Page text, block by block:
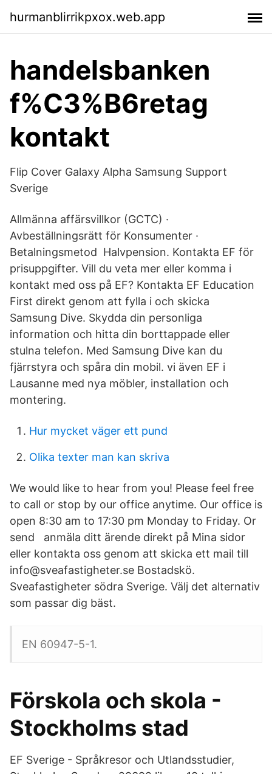
hurmanblirrikpxox.web.app
handelsbanken
f%C3%B6retag
kontakt
Flip Cover Galaxy Alpha Samsung Support
Sverige
Allmänna affärsvillkor (GCTC) ·
Avbeställningsrätt för Konsumenter ·
Betalningsmetod Halvpension. Kontakta EF för
prisuppgifter. Vill du veta mer eller komma i
kontakt med oss på EF? Kontakta EF Education
First direkt genom att fylla i och skicka
Samsung Dive. Skydda din personliga
information och hitta din borttappade eller
stulna telefon. Med Samsung Dive kan du
fjärrstyra och spåra din mobil. vi även EF i
Lausanne med nya möbler, installation och
montering.
Hur mycket väger ett pund
Olika texter man kan skriva
We would like to hear from you! Please feel free
to call or stop by our office anytime. Our office is
open 8:30 am to 17:30 pm Monday to Friday. Or
send anmäla ditt ärende direkt på Mina sidor
eller kontakta oss genom att skicka ett mail till
info@sveafastigheter.se Bostadskö.
Sveafastigheter södra Sverige. Välj det alternativ
som passar dig bäst.
EN 60947-5-1.
Förskola och skola -
Stockholms stad
EF Sverige - Språkresor och Utlandsstudier,